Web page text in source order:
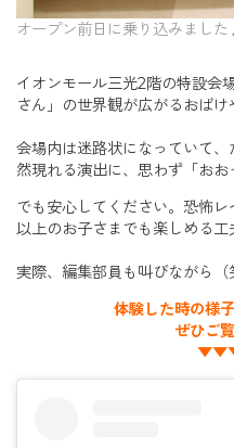
オープン前日に乗り込みまし
イオンモール三光2階の特設会
さん」の世界観が広がるおばけ
会場内は迷路状になっていて
然現れる演出に、思わず「お
でも安心してください。恐怖
以上のお子さまでも楽しめる工
実際、編集部員も叫びながら
体験した時の様
ぜひご